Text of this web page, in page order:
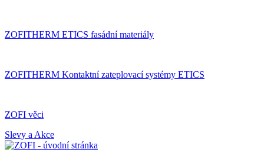
ZOFITHERM ETICS fasádní materiály
ZOFITHERM Kontaktní zateplovací systémy ETICS
ZOFI věci
Slevy a Akce